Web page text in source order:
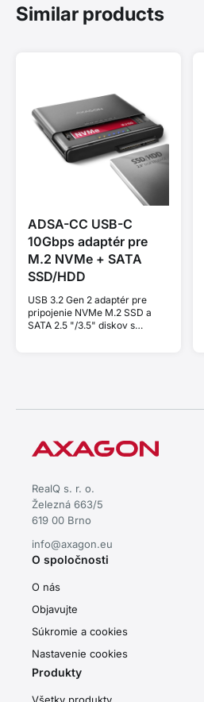
Similar products
ADSA-CC USB-C
10Gbps adaptér pre
M.2 NVMe + SATA
SSD/HDD
USB 3.2 Gen 2 adaptér pre
pripojenie NVMe M.2 SSD a
SATA 2.5 "/3.5" diskov s
RealQ s. r. o.
Železná 663/5
619 00 Brno
info@axagon.eu
O spoločnosti
O nás
Objavujte
Súkromie a cookies
Nastavenie cookies
Produkty
Všetky produkty